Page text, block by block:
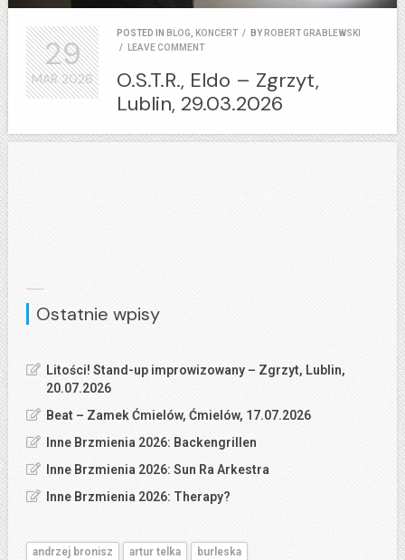
POSTED IN BLOG, KONCERT / BY ROBERT GRABLEWSKI
/
LEAVE COMMENT
O.S.T.R., Eldo – Zgrzyt,
Lublin, 29.03.2026
29
MAR2026
Ostatnie wpisy
Litości! Stand-up improwizowany – Zgrzyt, Lublin,
20.07.2026
Beat – Zamek Ćmielów, Ćmielów, 17.07.2026
Inne Brzmienia 2026: Backengrillen
Inne Brzmienia 2026: Sun Ra Arkestra
Inne Brzmienia 2026: Therapy?
andrzej bronisz artur telka
burleska